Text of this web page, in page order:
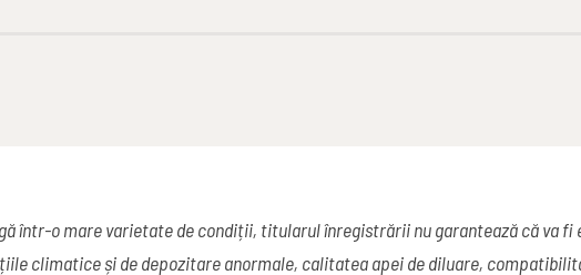
într-o mare varietate de condiții, titularul înregistrării nu garantează că va
climatice și de depozitare anormale, calitatea apei de diluare,